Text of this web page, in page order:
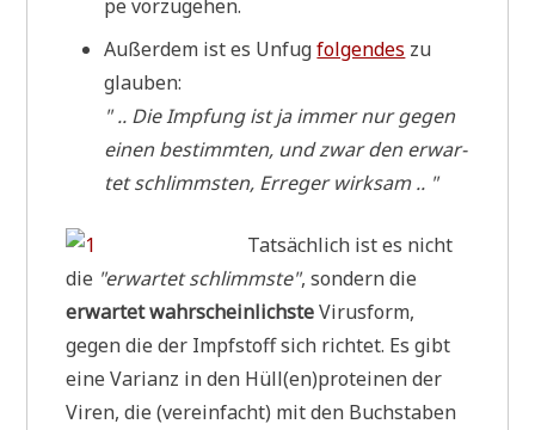
pe vorzugehen.
Außer­dem ist es Unfugfol­gen­des zu
glauben:
" .. Die Imp­fung ist ja immer nur gegen
einen bestimm­ten, und zwar den erwar­
tet schlimm­sten, Erre­ger wirksam .. "
Tat­säch­lich ist es nicht
die "erwar­tet schlimm­ste", son­dern die
erwar­tet wahr­schein­lich­steVirus­form,
gegen die der Impf­stoff sich rich­tet. Es gibt
eine Vari­anz in den Hüll(en)proteinen der
Viren, die (ver­ein­facht) mit den Buch­sta­ben